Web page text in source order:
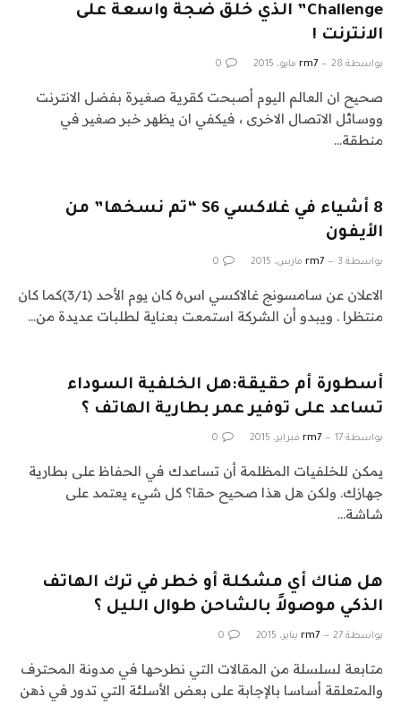
Challenge” الذي خلق ضجة واسعة على
الانترنت !
بواسطة rm7 28 مايو، 2015 0
صحيح ان العالم اليوم أصبحت كقرية صغيرة بفضل الانترنت
ووسائل الاتصال الاخرى ، فيكفي ان يظهر خبر صغير في
منطقة…
8 أشياء في غلاكسي S6 “تم نسخها” من
الأيفون
بواسطة rm7 3 مارس، 2015 0
الاعلان عن سامسونج غالاكسي اس6 كان يوم الأحد (3/1)كما كان
منتظرا . ويبدو أن الشركة استمعت بعناية لطلبات عديدة من…
أسطورة أم حقيقة:هل الخلفية السوداء
تساعد على توفير عمر بطارية الهاتف ؟
بواسطة rm7 17 فبراير، 2015 0
يمكن للخلفيات المظلمة أن تساعدك في الحفاظ على بطارية
جهازك. ولكن هل هذا صحيح حقا؟ كل شيء يعتمد على
شاشة…
هل هناك أي مشكلة أو خطر في ترك الهاتف
الذكي موصولاً بالشاحن طوال الليل ؟
بواسطة rm7 27 يناير، 2015 0
متابعة لسلسلة من المقالات التي نطرحها في مدونة المحترف
والمتعلقة أساسا بالإجابة على بعض الأسلئة التي تدور في ذهن